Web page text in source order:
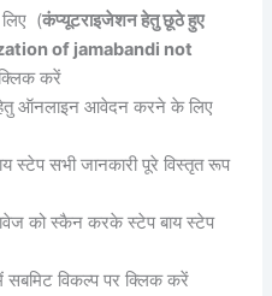
लिए (कंप्यूटराइजेशन हेतु छूठे हुए
of jamabandi not
करें
हेतु ऑनलाइन आवेदन करने के लिए
स्टेप सभी जानकारी पूरे विस्तृत रूप
को स्कैन करके स्टेप बाय स्टेप
विकल्प पर क्लिक करें